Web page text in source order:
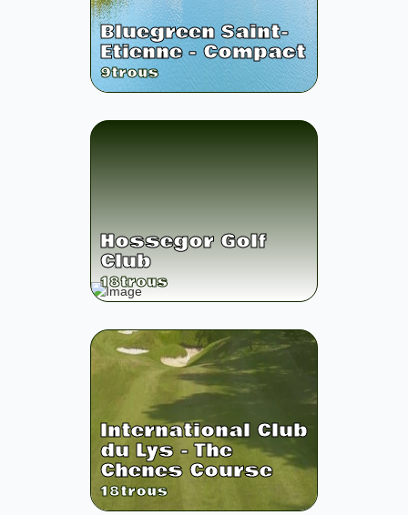
Bluegreen Saint-
Etienne - Compact
9trous
Hossegor Golf
Club
18trous
International Club
du Lys - The
Chenes Course
18trous